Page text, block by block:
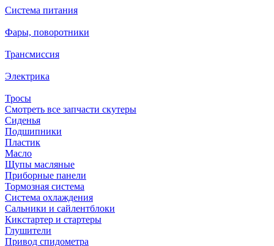
Система питания
Фары, поворотники
Трансмиссия
Электрика
Тросы
Смотреть все запчасти скутеры
Сиденья
Подшипники
Пластик
Масло
Щупы масляные
Приборные панели
Тормозная система
Система охлаждения
Сальники и сайлентблоки
Кикстартер и стартеры
Глушители
Привод спидометра